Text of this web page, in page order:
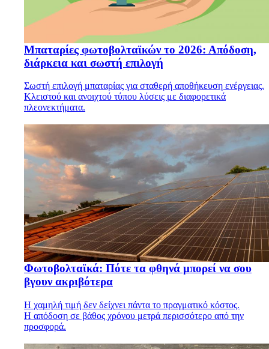
Μπαταρίες φωτοβολταϊκών το 2026: Απόδοση,
διάρκεια και σωστή επιλογή
Σωστή επιλογή μπαταρίας για σταθερή αποθήκευση ενέργειας.
Κλειστού και ανοιχτού τύπου λύσεις με διαφορετικά
πλεονεκτήματα.
Φωτοβολταϊκά: Πότε τα φθηνά μπορεί να σου
βγουν ακριβότερα
Η χαμηλή τιμή δεν δείχνει πάντα το πραγματικό κόστος.
Η απόδοση σε βάθος χρόνου μετρά περισσότερο από την
προσφορά.